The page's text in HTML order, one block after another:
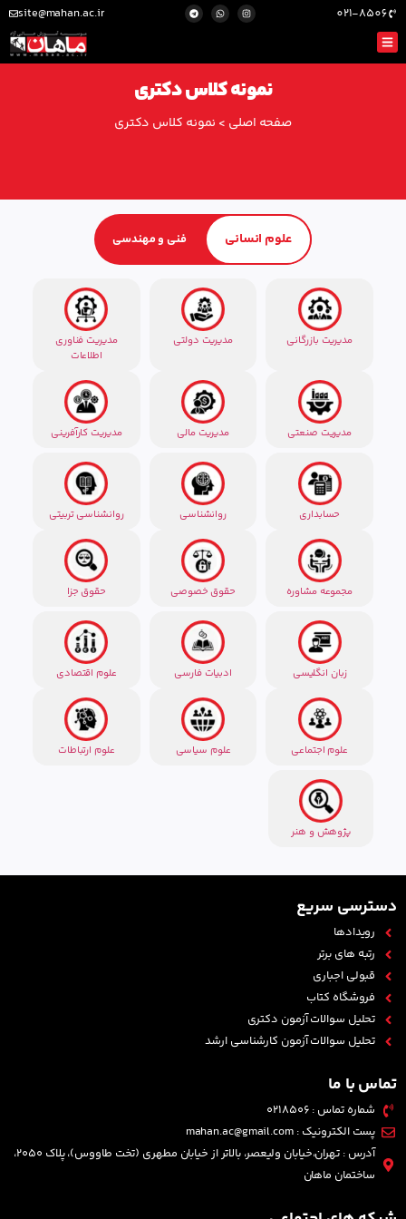
021-8506
site@mahan.ac.ir
نمونه کلاس دکتری
صفحه اصلی > نمونه کلاس دکتری
علوم انسانی فنی و مهندسی
مدیریت بازرگانی مدیریت دولتی
مدیریت فناوری
اطلاعات
مدیریت صنعتی مدیریت مالی مدیریت کارآفرینی
حسابداری روانشناسی روانشناسی تربیتی
مجموعه مشاوره حقوق خصوصی حقوق جزا
زبان انگلیسی ادبیات فارسی علوم اقتصادی
علوم اجتماعی علوم سیاسی علوم ارتباطات
پژوهش و هنر
دسترسی سریع
رویدادها
رتبه های برتر
قبولی اجباری
فروشگاه کتاب
تحلیل سوالات آزمون دکتری
تحلیل سوالات آزمون کارشناسی ارشد
تماس با ما
شماره تماس : 0218506
پست الکترونیک : mahan.ac@gmail.com
آدرس : تهران،خیابان ولیعصر، بالاتر از خیابان مطهری (تخت طاووس)، پلاک 2050،
ساختمان ماهان